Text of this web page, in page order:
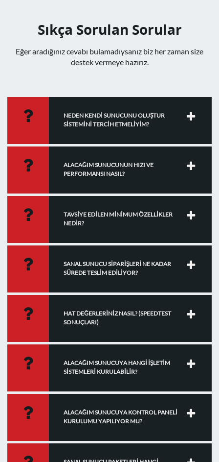
Sıkça Sorulan Sorular
Eğer aradığınız cevabı bulamadıysanız biz her zaman size
destek vermeye hazırız.
NEDEN KENDİ SUNUCUNU OLUŞTUR
SİSTEMİNİ TERCİH ETMELİYİM?
ALACAĞIM SUNUCUNUN HIZI VE
PERFORMANSI NASIL?
TAVSİYE EDİLEN MİNİMUM ÖZELLİKLER
NEDİR?
SANAL SUNUCU SİPARİŞLERİ NE KADAR
SÜREDE TESLİM EDİLİYOR?
HAT DEĞERLERİNİZ NASIL? (SPEEDTEST
SONUÇLARI)
ALACAĞIM SUNUCUYA HANGİ İŞLETİM
SİSTEMLERİ KURULABİLİR?
ALACAĞIM SUNUCUYA KONTROL PANELİ
KURULUMU YAPILIYOR MU?